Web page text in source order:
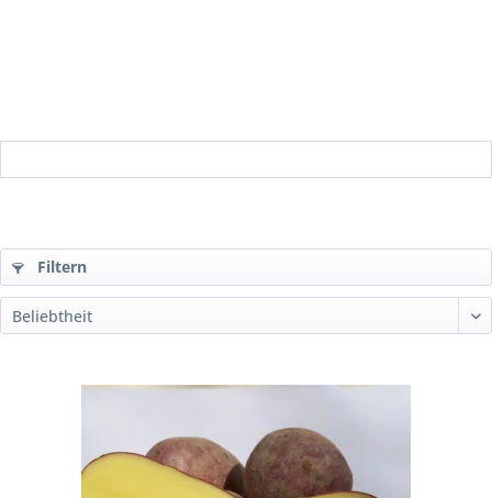
Filtern